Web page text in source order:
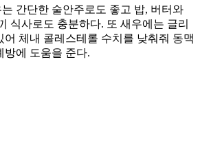
간단한 술안주로도 좋고 밥, 버터와
식사로도 충분하다. 또 새우에는 글리
어 체내 콜레스테롤 수치를 낮춰줘 동맥
방에 도움을 준다.